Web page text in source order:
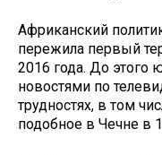
Африканский
пережила первый
2016 года. До этого
новостями по
трудностях, в том
подобное в Чечне в